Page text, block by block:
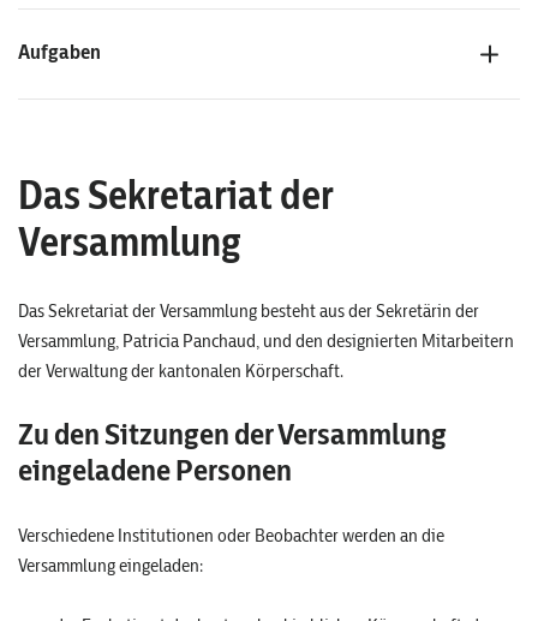
Aufgaben
Das Sekretariat der
Versammlung
Das Sekretariat der Versammlung besteht aus der Sekretärin der
Versammlung, Patricia Panchaud, und den designierten Mitarbeitern
der Verwaltung der kantonalen Körperschaft.
Zu den Sitzungen der Versammlung
eingeladene Personen
Verschiedene Institutionen oder Beobachter werden an die
Versammlung eingeladen: